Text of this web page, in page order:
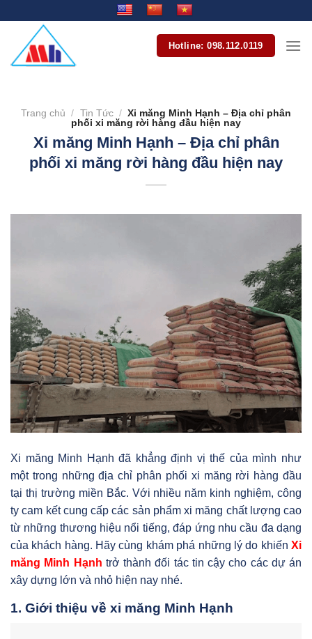
dung
Hotline: 098.112.0119
Trang chủ / Tin Tức / Xi măng Minh Hạnh – Địa chỉ phân
phối xi măng rời hàng đầu hiện nay
Xi măng Minh Hạnh – Địa chỉ phân
phối xi măng rời hàng đầu hiện nay
Xi măng Minh Hạnh đã khẳng định vị thế của mình như
một trong những địa chỉ phân phối xi măng rời hàng đầu
tại thị trường miền Bắc. Với nhiều năm kinh nghiệm, công
ty cam kết cung cấp các sản phẩm xi măng chất lượng cao
từ những thương hiệu nổi tiếng, đáp ứng nhu cầu đa dạng
của khách hàng. Hãy cùng khám phá những lý do khiến Xi
măng Minh Hạnh trở thành đối tác tin cậy cho các dự án
xây dựng lớn và nhỏ hiện nay nhé.
1. Giới thiệu về xi măng Minh Hạnh